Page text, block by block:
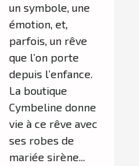
un symbole, une
émotion, et,
parfois, un rêve
que l’on porte
depuis l’enfance.
La boutique
Cymbeline donne
vie à ce rêve avec
ses robes de
mariée sirène...